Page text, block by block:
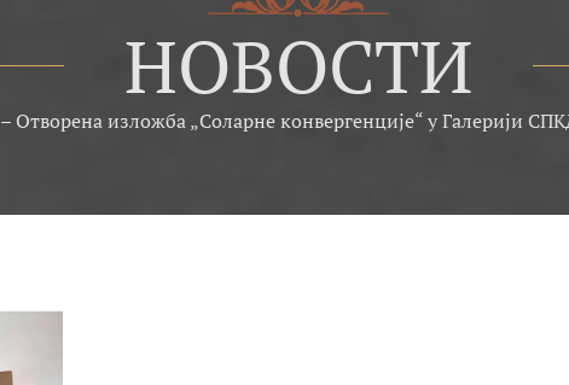
НОВОСТИ
– Отворена изложба „Соларне конвергенције“ у Галерији